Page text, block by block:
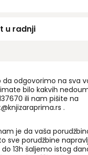
u radnji
da odgovorimo na sva
imate bilo kakvih
ili nam pišite na
.
je da vaša
sve porudžbine
13h šaljemo istog